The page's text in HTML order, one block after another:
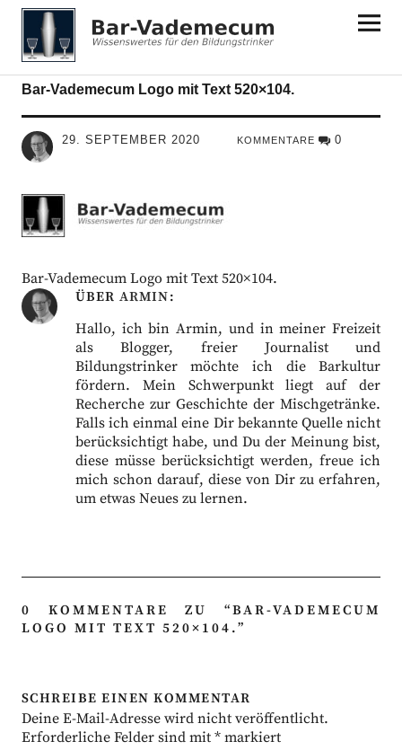
Bar-Vademecum
Bar-Vademecum Logo mit Text 520×104.
29. SEPTEMBER 2020 KOMMENTARE 0
Bar-Vademecum Logo mit Text 520×104.
ÜBER ARMIN
Hallo, ich bin Armin, und in meiner Freizeit
als Blogger, freier Journalist und
Bildungstrinker möchte ich die Barkultur
fördern. Mein Schwerpunkt liegt auf der
Recherche zur Geschichte der Mischgetränke.
Falls ich einmal eine Dir bekannte Quelle nicht
berücksichtigt habe, und Du der Meinung bist,
diese müsse berücksichtigt werden, freue ich
mich schon darauf, diese von Dir zu erfahren,
um etwas Neues zu lernen.
0 KOMMENTARE ZU “BAR-VADEMECUM
LOGO MIT TEXT 520×104.”
SCHREIBE EINEN KOMMENTAR
Deine E-Mail-Adresse wird nicht veröffentlicht.
Erforderliche Felder sind mit *markiert